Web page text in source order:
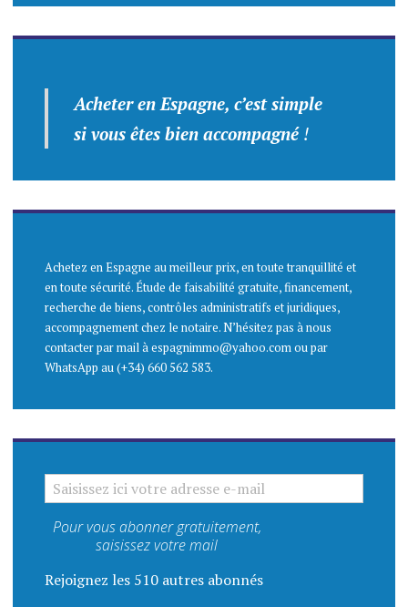
Acheter en Espagne, c’est simple
si vous êtes bien accompagné!
Achetez en Espagne au meilleur prix, en toute tranquillité et
en toute sécurité. Étude de faisabilité gratuite, financement,
recherche de biens, contrôles administratifs et juridiques,
accompagnement chez le notaire. N’hésitez pas à nous
contacter par mail à espagnimmo@yahoo.com ou par
WhatsApp au (+34) 660 562 583.
SAISISSEZ ICI VOTRE ADRESSE E-MAIL
Pour vous abonner gratuitement,
saisissez votre mail
Rejoignez les 510 autres abonnés